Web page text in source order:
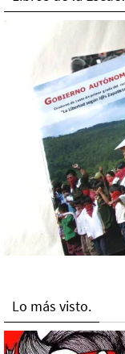
Lo más visto.